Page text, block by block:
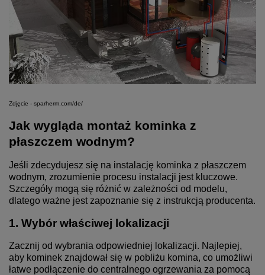
Zdjęcie - sparherm.com/de/
Jak wygląda montaż kominka z
płaszczem wodnym?
Jeśli zdecydujesz się na instalację kominka z płaszczem
wodnym, zrozumienie procesu instalacji jest kluczowe.
Szczegóły mogą się różnić w zależności od modelu,
dlatego ważne jest zapoznanie się z instrukcją producenta.
1. Wybór właściwej lokalizacji
Zacznij od wybrania odpowiedniej lokalizacji. Najlepiej,
aby kominek znajdował się w pobliżu komina, co umożliwi
łatwe podłączenie do centralnego ogrzewania za pomocą